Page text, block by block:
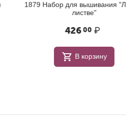
1879 Набор для вышивания "Лисы в
листве"
00 ₽
В корзину